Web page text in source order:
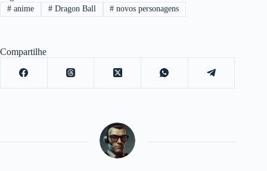
#anime #Dragon Ball # novos personagens
Compartilhe